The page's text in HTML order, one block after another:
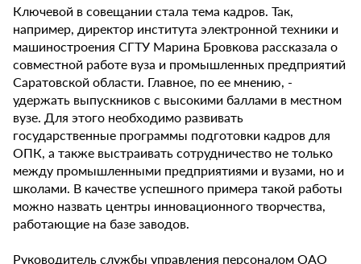
Ключевой в совещании стала тема кадров. Так,
например, директор института электронной техники и
машиностроения СГТУ Марина Бровкова рассказала о
совместной работе вуза и промышленных предприятий
Саратовской области. Главное, по ее мнению, -
удержать выпускников с высокими баллами в местном
вузе. Для этого необходимо развивать
государственные программы подготовки кадров для
ОПК, а также выстраивать сотрудничество не только
между промышленными предприятиями и вузами, но и
школами. В качестве успешного примера такой работы
можно назвать центры инновационного творчества,
работающие на базе заводов.
Руководитель службы управления персоналом ОАО